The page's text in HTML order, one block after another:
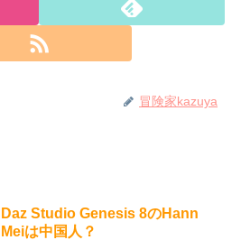
冒険家kazuya
Daz Studio Genesis 8のHann
Meiは中国人？